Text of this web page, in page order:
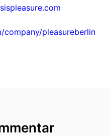
pleasureberlin